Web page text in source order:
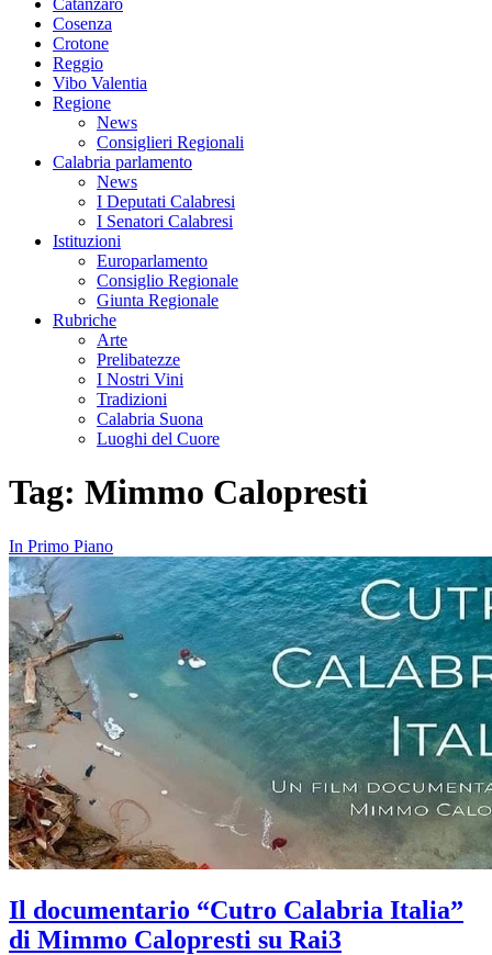
Catanzaro
Cosenza
Crotone
Reggio
Vibo Valentia
Regione
News
Consiglieri Regionali
Calabria parlamento
News
I Deputati Calabresi
I Senatori Calabresi
Istituzioni
Europarlamento
Consiglio Regionale
Giunta Regionale
Rubriche
Arte
Prelibatezze
I Nostri Vini
Tradizioni
Calabria Suona
Luoghi del Cuore
Tag: Mimmo Calopresti
In Primo Piano
Il documentario “Cutro Calabria Italia”
di Mimmo Calopresti su Rai3